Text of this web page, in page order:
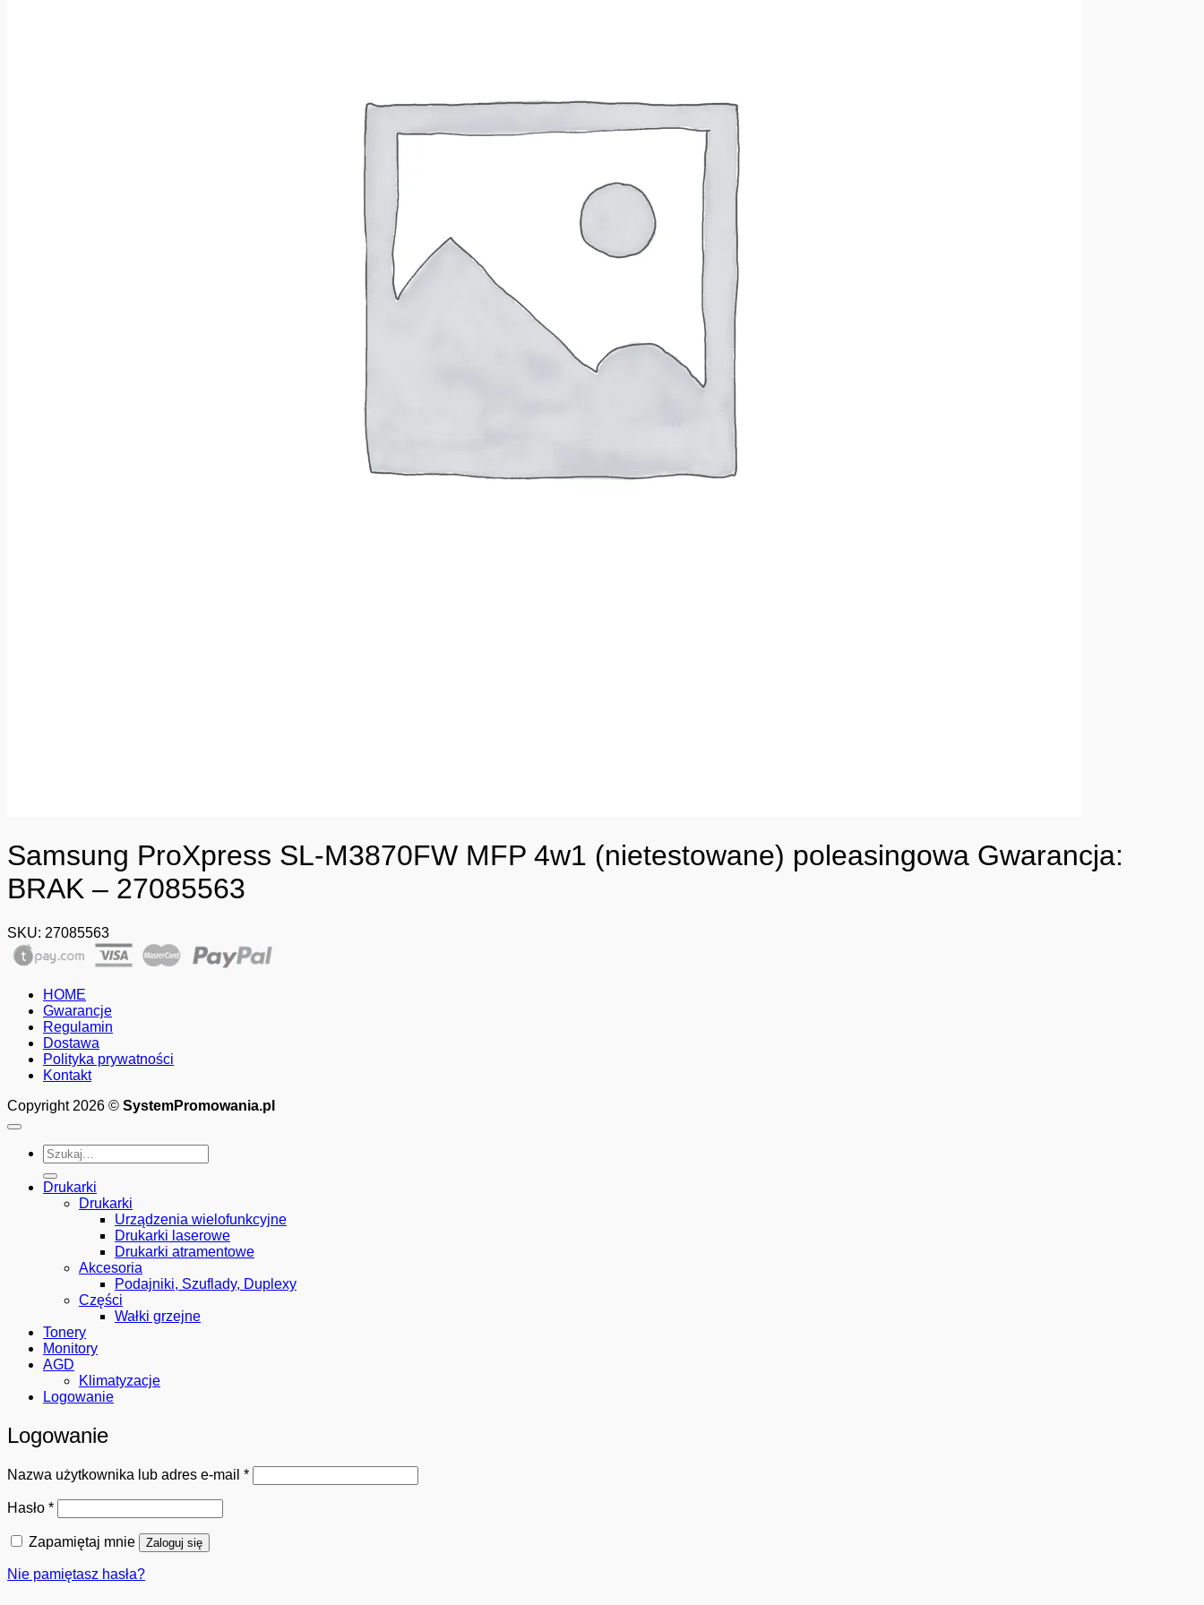
Samsung ProXpress SL-M3870FW MFP 4w1 (nietestowane) poleasingowa Gwarancja:
BRAK – 27085563
SKU: 27085563
HOME
Gwarancje
Regulamin
Dostawa
Polityka prywatności
Kontakt
Copyright 2026 © SystemPromowania.pl
Szukaj:
Drukarki
Drukarki
Urządzenia wielofunkcyjne
Drukarki laserowe
Drukarki atramentowe
Akcesoria
Podajniki, Szuflady, Duplexy
Części
Wałki grzejne
Tonery
Monitory
AGD
Klimatyzacje
Logowanie
Logowanie
Nazwa użytkownika lub adres e-mail *Wymagane
Hasło *Wymagane
Zapamiętaj mnie Zaloguj się
Nie pamiętasz hasła?